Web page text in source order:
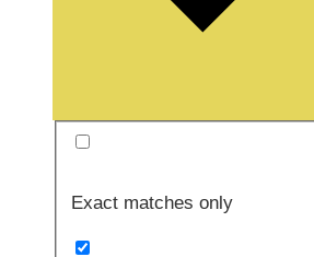
Exact matches only